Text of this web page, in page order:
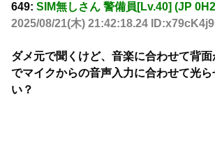
649: SIM無しさん 警備員[Lv.40] (JP
2025/08/21(木) 21:42:18.24
ダメ元で聞くけど、音楽に合わせて背面
でマイクからの音声入力に合わせて光
い？